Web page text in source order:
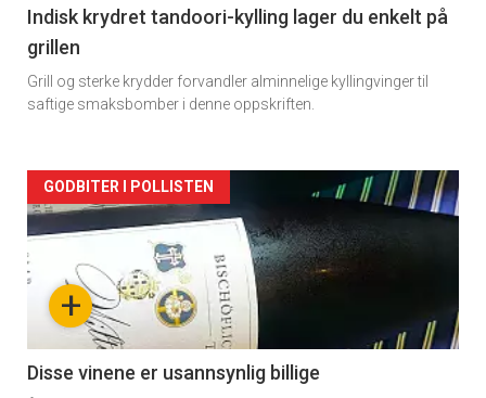
2
Indisk krydret tandoori-kylling lager du enkelt på
grillen
Grill og sterke krydder forvandler alminnelige kyllingvinger til
saftige smaksbomber i denne oppskriften.
Forsiden
akkurat
nå
3
+
GODBITER I POLLISTEN
Disse vinene er usannsynlig billige